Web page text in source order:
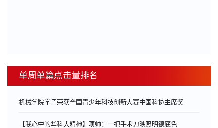
单周单篇点击量排名
机械学院学子荣获全国青少年科技创新大赛中国科协主席奖
【我心中的华科大精神】项帅：一把手术刀映照明德底色